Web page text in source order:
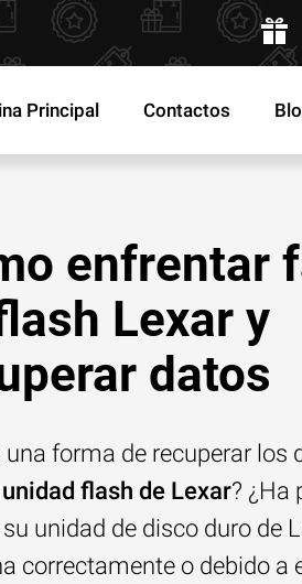
Principal Contactos
enfrentar
Lexar y
datos
una forma de recuperar los
unidad flash de Lexar? ¿Ha
unidad de disco duro de
correctamente o debido a